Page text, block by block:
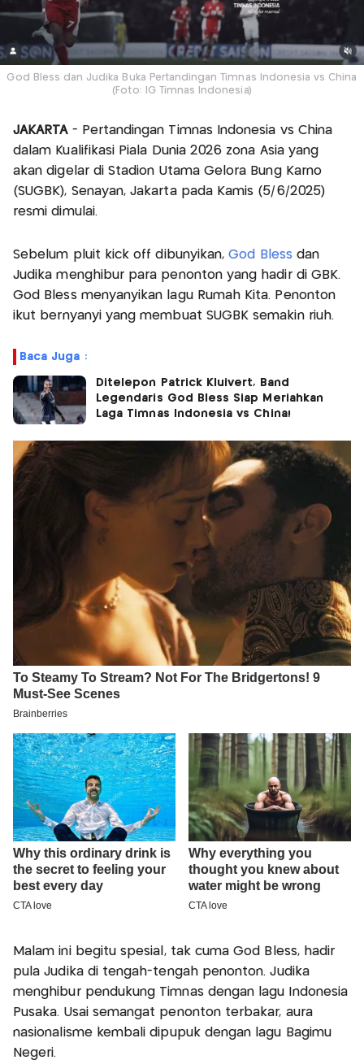
God Bless dan Judika Buka Pertandingan Timnas Indonesia vs China
(Foto: IG Timnas Indonesia)
JAKARTA - Pertandingan Timnas Indonesia vs China
dalam Kualifikasi Piala Dunia 2026 zona Asia yang
akan digelar di Stadion Utama Gelora Bung Karno
(SUGBK), Senayan, Jakarta pada Kamis (5/6/2025)
resmi dimulai.
Sebelum pluit kick off dibunyikan,God Blessdan
Judika menghibur para penonton yang hadir di GBK.
God Bless menyanyikan lagu Rumah Kita. Penonton
ikut bernyanyi yang membuat SUGBK semakin riuh.
Baca Juga :
Ditelepon Patrick Kluivert, Band
Legendaris God Bless Siap Meriahkan
Laga Timnas Indonesia vs China!
Malam ini begitu spesial, tak cuma God Bless, hadir
pula Judika di tengah-tengah penonton. Judika
menghibur pendukung Timnas dengan lagu Indonesia
Pusaka. Usai semangat penonton terbakar, aura
nasionalisme kembali dipupuk dengan lagu Bagimu
Negeri.